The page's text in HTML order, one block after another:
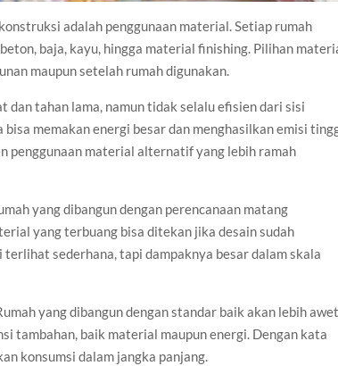
adalah penggunaan material. Setiap rumah
baja, kayu, hingga material finishing. Pilihan
maupun setelah rumah digunakan.
tahan lama, namun tidak selalu efisien dari sisi
memakan energi besar dan menghasilkan emisi
penggunaan material alternatif yang lebih ramah
yang dibangun dengan perencanaan matang
yang terbuang bisa ditekan jika desain sudah
sederhana, tapi dampaknya besar dalam skala
yang dibangun dengan standar baik akan lebih
tambahan, baik material maupun energi. Dengan kata
konsumsi dalam jangka panjang.